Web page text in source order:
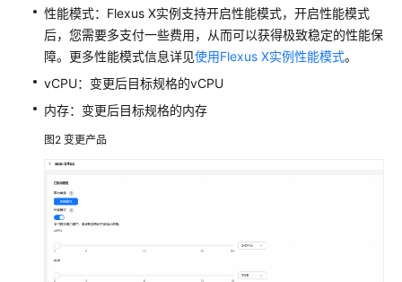
ECS
规
格
（vCPU
内
存）
格
性能模式：Flexus X实例支持开启性能模式，开启性能模式
后，您需要多支付一些费用，从而可以获得极致稳定的性能保
障。更多性能模式信息详见使用Flexus X实例性能模式。
vCPU：变更后目标规格的vCPU
内存：变更后目标规格的内存
图2 变更产品